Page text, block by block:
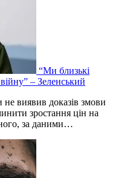
“Ми близькі
– Зеленський
виявив доказів змови
зростання цін на
за даними…